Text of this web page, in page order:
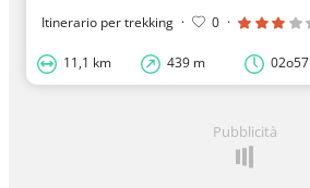
Itinerario per trekking · 0 ·
11,1 km 439 m 02o57
Pubblicità